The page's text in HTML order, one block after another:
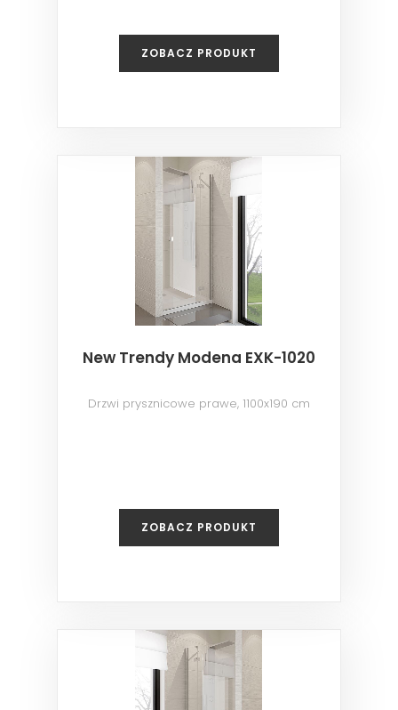
ZOBACZ PRODUKT
New Trendy Modena EXK-1020
Drzwi prysznicowe prawe, 1100x190 cm
ZOBACZ PRODUKT